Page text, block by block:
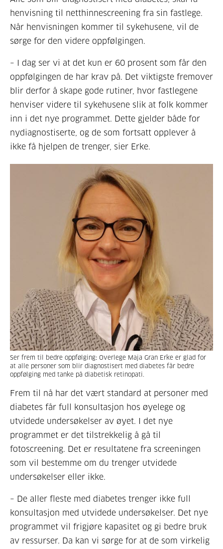
henvisning til netthinnescreening fra sin fastlege.
Når henvisningen kommer til sykehusene, vil de
sørge for den videre oppfølgingen.
– I dag ser vi at det kun er 60 prosent som får den
oppfølgingen de har krav på. Det viktigste fremover
blir derfor å skape gode rutiner, hvor fastlegene
henviser videre til sykehusene slik at folk kommer
inn i det nye programmet. Dette gjelder både for
nydiagnostiserte, og de som fortsatt opplever å
ikke få hjelpen de trenger, sier Erke.
Ser frem til bedre oppfølging: Overlege Maja Gran Erke er glad for
at alle personer som blir diagnostisert med diabetes får bedre
oppfølging med tanke på diabetisk retinopati.
Frem til nå har det vært standard at personer med
diabetes får full konsultasjon hos øyelege og
utvidede undersøkelser av øyet. I det nye
programmet er det tilstrekkelig å gå til
fotoscreening. Det er resultatene fra screeningen
som vil bestemme om du trenger utvidede
undersøkelser eller ikke.
– De aller fleste med diabetes trenger ikke full
konsultasjon med utvidede undersøkelser. Det nye
programmet vil frigjøre kapasitet og gi bedre bruk
av ressurser. Da kan vi sørge for at de som virkelig